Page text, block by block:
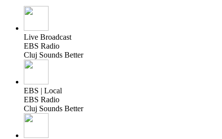
Live Broadcast
EBS Radio
Cluj Sounds Better
EBS | Local
EBS Radio
Cluj Sounds Better